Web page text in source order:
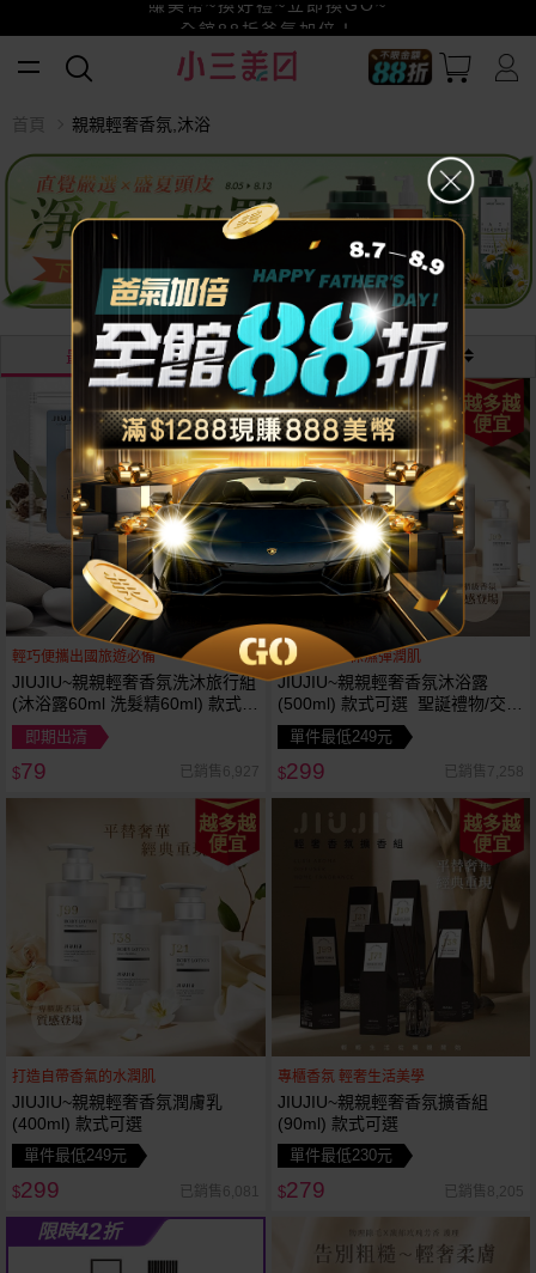
賺美幣~換好禮~立即換GO~
小三美日x全支付~美幣+全點折上折超划算
全館88折爸氣加倍！
最熱銷 最新 價格
首頁 親親輕奢香氛,沐浴
清倉
殺很大
輕巧便攜出國旅遊必備
JIUJIU~親親輕奢香氛洗沐旅行組
(沐浴露60ml 洗髮精60ml) 款式可
選
即期出清
$79 已銷售6,927
越多越
便宜
質感香氣，保濕彈潤肌
JIUJIU~親親輕奢香氛沐浴露
(500ml) 款式可選 聖誕禮物/交換
禮物/跨年禮物
單件最低249元
$299 已銷售7,258
越多越
便宜
打造自帶香氣的水潤肌
JIUJIU~親親輕奢香氛潤膚乳
(400ml) 款式可選
單件最低249元
$299 已銷售6,081
越多越
便宜
專櫃香氛 輕奢生活美學
JIUJIU~親親輕奢香氛擴香組
(90ml) 款式可選
單件最低230元
$279 已銷售8,205
限時42折